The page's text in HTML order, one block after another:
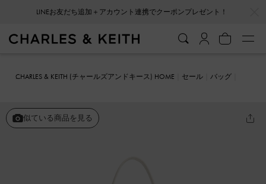
LINEお友だち追加＋アカウント連携でクーポンプレゼント！
CHARLES & KEITH (チャールズアンドキース) HOME セール
バッグ
似ている商品を見る